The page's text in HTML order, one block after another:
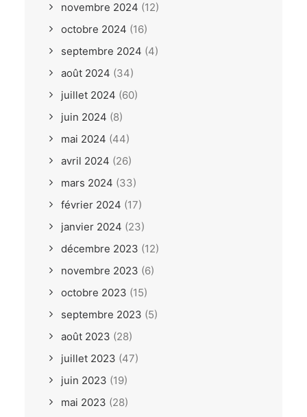
novembre 2024 (12)
octobre 2024 (16)
septembre 2024 (4)
août 2024 (34)
juillet 2024 (60)
juin 2024 (8)
mai 2024 (44)
avril 2024 (26)
mars 2024 (33)
février 2024 (17)
janvier 2024 (23)
décembre 2023 (12)
novembre 2023 (6)
octobre 2023 (15)
septembre 2023 (5)
août 2023 (28)
juillet 2023 (47)
juin 2023 (19)
mai 2023 (28)